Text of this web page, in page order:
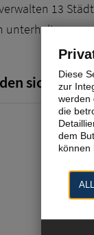
13
unterhalten
sich in:Diese
zur
werden
die
dem
können